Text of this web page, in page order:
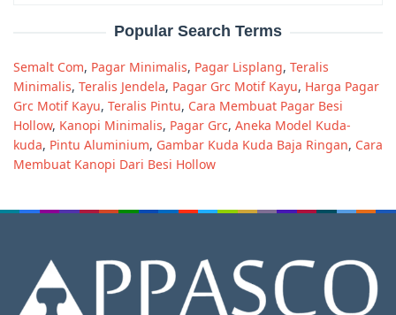
Popular Search Terms
Semalt Com, Pagar Minimalis, Pagar Lisplang, Teralis
Minimalis, Teralis Jendela, Pagar Grc Motif Kayu, Harga Pagar
Grc Motif Kayu, Teralis Pintu, Cara Membuat Pagar Besi
Hollow, Kanopi Minimalis, Pagar Grc, Aneka Model Kuda-
kuda, Pintu Aluminium, Gambar Kuda Kuda Baja Ringan, Cara
Membuat Kanopi Dari Besi Hollow